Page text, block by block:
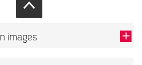
images